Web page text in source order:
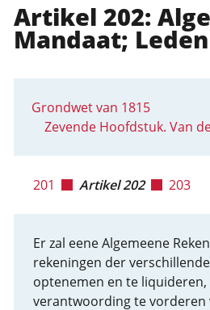
Artikel 202:
Mandaat; Leden
Grondwet van 1815
Zevende Hoofdstuk. Van
201 Artikel 202 203
Er zal eene Algemeene
rekeningen der
optenemen en te
verantwoording te vorderen